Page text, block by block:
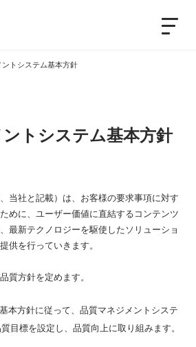
トシステム基本方針
トシステム基本方針
当社と記載）は、お客様の要求事項に対す
めに、ユーザー価値に直結するコンテンツ
最新テクノロジーを駆使したソリューショ
供を行っていきます。
質方針を定めます。
本方針に従って、品質マネジメントシステ
目標を設定し、品質向上に取り組みます。